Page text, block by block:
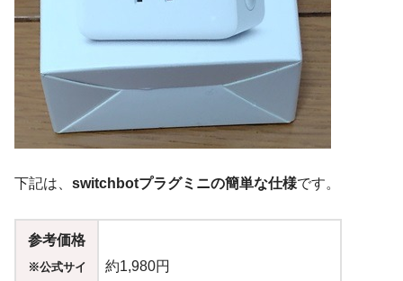
下記は、 switchbotプラグミニの簡単な仕様です。
参考価格
※公式サイ
約1,980円